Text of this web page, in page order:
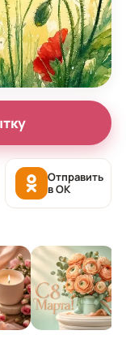
Отправить
в OK